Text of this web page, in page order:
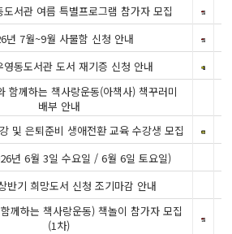
도서관 여름 특별프로그램 참가자 모집
년 7월~9월 사물함 신청 안내
영동도서관 도서 재기증 신청 안내
함께하는 책사랑운동(아책사) 책꾸러미
배부 안내
및 은퇴준비 생애전환 교육 수강생 모집
년 6월 3일 수요일 / 6월 6일 토요일)
반기 희망도서 신청 조기마감 안내
께하는 책사랑운동) 책놀이 참가자 모집
(1차)